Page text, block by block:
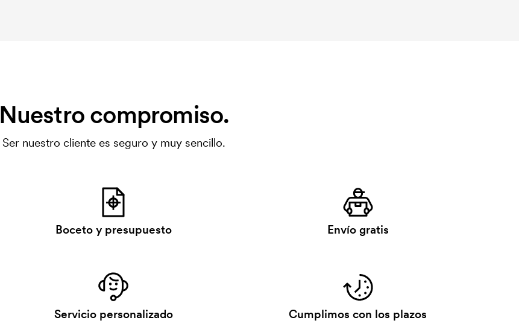
Nuestro compromiso.
Ser nuestro cliente es seguro y muy sencillo.
Boceto y presupuesto Envío gratis
Servicio personalizado Cumplimos con los plazos